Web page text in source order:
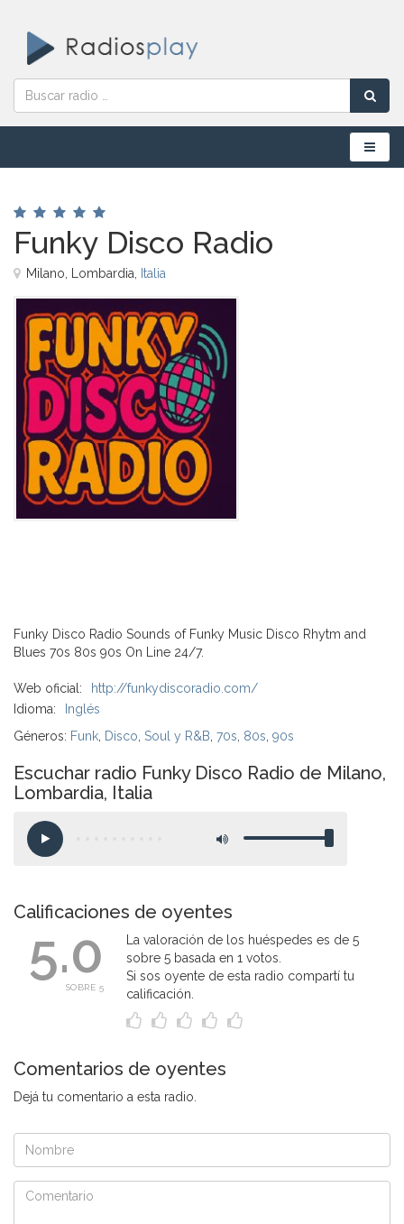
Menú
Funky Disco Radio
Milano, Lombardia, Italia
Funky Disco Radio Sounds of Funky Music Disco Rhytm and
Blues 70s 80s 90s On Line 24/7.
Web oficial:
http://funkydiscoradio.com/
Idioma:
Inglés
Géneros: Funk Disco Soul y R&B 70s 80s 90s
Escuchar radio Funky Disco Radio de Milano,
Lombardia, Italia
Calificaciones de oyentes
5.0
SOBRE 5
La valoración de los huéspedes es de 5
sobre 5 basada en 1 votos.
Si sos oyente de esta radio compartí tu
calificación.
Comentarios de oyentes
Dejá tu comentario a esta radio.